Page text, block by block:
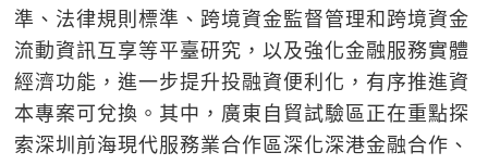
準、法律規則標準、跨境資金監督管理和跨境資金
流動資訊互享等平臺研究，以及強化金融服務實體
經濟功能，進一步提升投融資便利化，有序推進資
本專案可兌換。其中，廣東自貿試驗區正在重點探
索深圳前海現代服務業合作區深化深港金融合作、